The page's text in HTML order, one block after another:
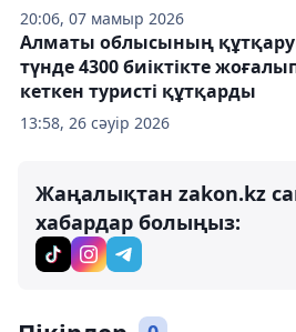
20:06, 07 мамыр 2026
13:58, 26 сәуір 2026
Алматы облысының
түнде 4300 биіктікте
кеткен туристі құтқарды
Жаңалықтан zakon.kz
хабардар болыңыз: